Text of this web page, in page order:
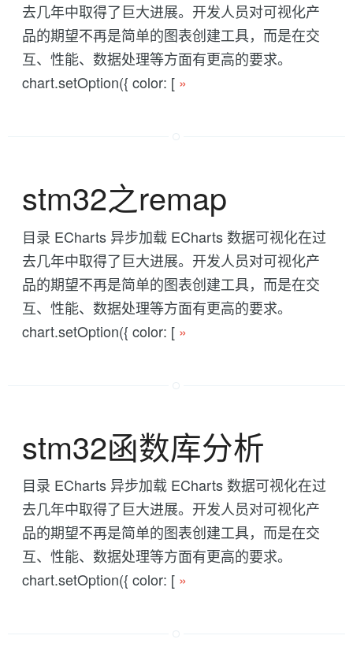
去几年中取得了巨大进展。开发人员对可视化产
品的期望不再是简单的图表创建工具，而是在交
互、性能、数据处理等方面有更高的要求。
chart.setOption({ color: [ »
stm32之remap
目录 ECharts 异步加载 ECharts 数据可视化在过
去几年中取得了巨大进展。开发人员对可视化产
品的期望不再是简单的图表创建工具，而是在交
互、性能、数据处理等方面有更高的要求。
chart.setOption({ color: [ »
stm32函数库分析
目录 ECharts 异步加载 ECharts 数据可视化在过
去几年中取得了巨大进展。开发人员对可视化产
品的期望不再是简单的图表创建工具，而是在交
互、性能、数据处理等方面有更高的要求。
chart.setOption({ color: [ »